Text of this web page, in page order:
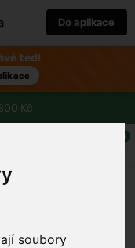
soubory
Do aplikace
teď!
Kč
0